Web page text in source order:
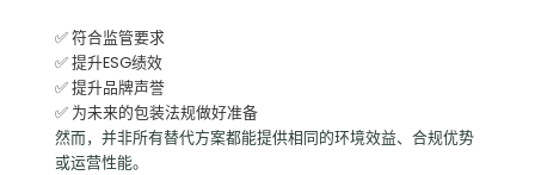
✅ 符合监管要求
✅ 提升ESG绩效
✅ 提升品牌声誉
✅ 为未来的包装法规做好准备
然而，并非所有替代方案都能提供相同的环境效益、合规优势
或运营性能。